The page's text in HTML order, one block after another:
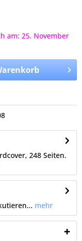
am: 25. November
248 Seiten.
mehr